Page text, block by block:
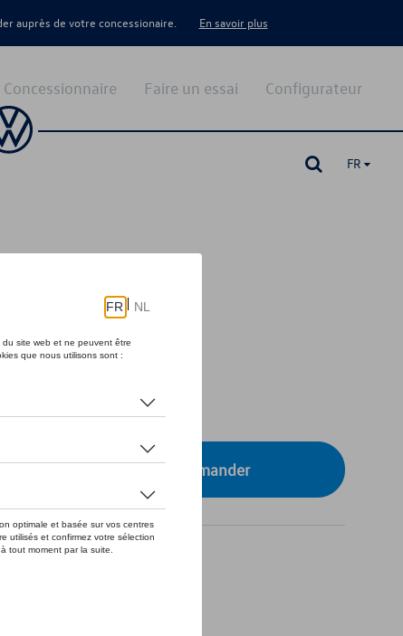
auprès de votre concessionaire. En savoir plus
Configurateur
Faire un essai
Concessionnaire
FR
concessionnaire pour commander